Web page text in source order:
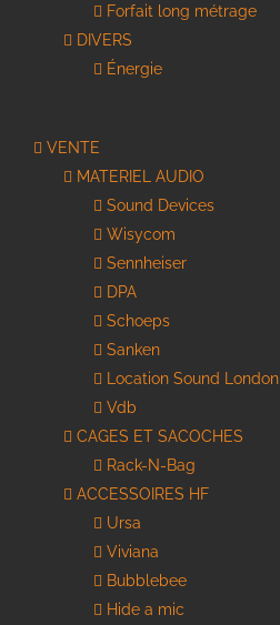
Forfait long métrage
DIVERS
Énergie
VENTE
MATERIEL AUDIO
Sound Devices
Wisycom
Sennheiser
DPA
Schoeps
Sanken
Location Sound London
Vdb
CAGES ET SACOCHES
Rack-N-Bag
ACCESSOIRES HF
Ursa
Viviana
Bubblebee
Hide a mic